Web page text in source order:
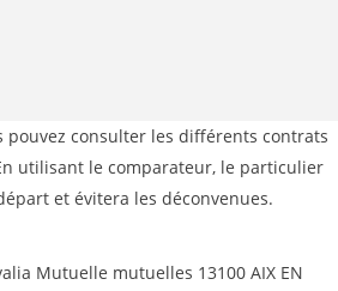
consulter les différents contrats
utilisant le comparateur, le particulier
et évitera les déconvenues.
Mutuelle mutuelles 13100 AIX EN